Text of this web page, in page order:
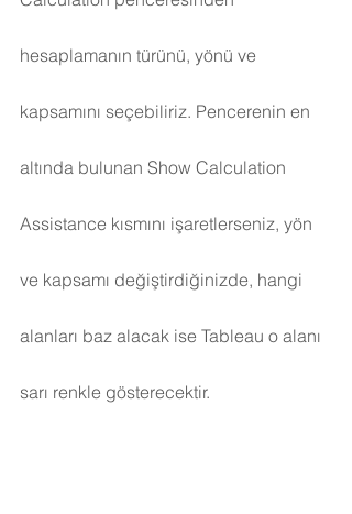
hesaplamanın türünü, yönü ve
kapsamını seçebiliriz. Pencerenin en
altında bulunan Show Calculation
Assistance kısmını işaretlerseniz, yön
ve kapsamı değiştirdiğinizde, hangi
alanları baz alacak ise Tableau o alanı
sarı renkle gösterecektir.